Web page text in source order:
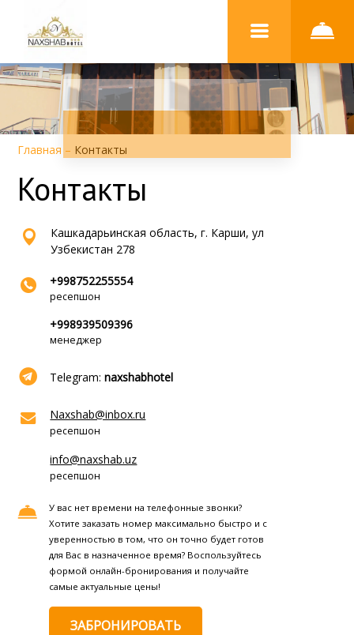
Главная – Контакты
Контакты
Кашкадарьинская область, г. Карши, ул
Узбекистан 278
+998752255554
ресепшон
+998939509396
менеджер
Telegram:naxshabhotel
Naxshab@inbox.ru
ресепшон
info@naxshab.uz
ресепшон
У вас нет времени на телефонные звонки?
Хотите заказать номер максимально быстро и с
уверенностью в том, что он точно будет готов
для Вас в назначенное время? Воспользуйтесь
формой онлайн-бронирования и получайте
самые актуальные цены!
ЗАБРОНИРОВАТЬ